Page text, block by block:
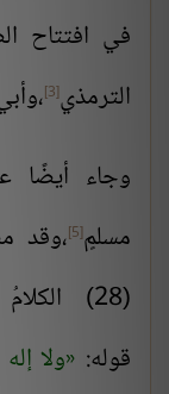
في افتتاح
الترمذي[3]
وجاء أيضًا
مسلمٍ[5] ،وقد
(28)
قوله: ولا